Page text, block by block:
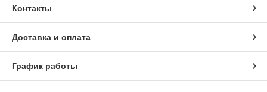
Контакты
Доставка и оплата
График работы